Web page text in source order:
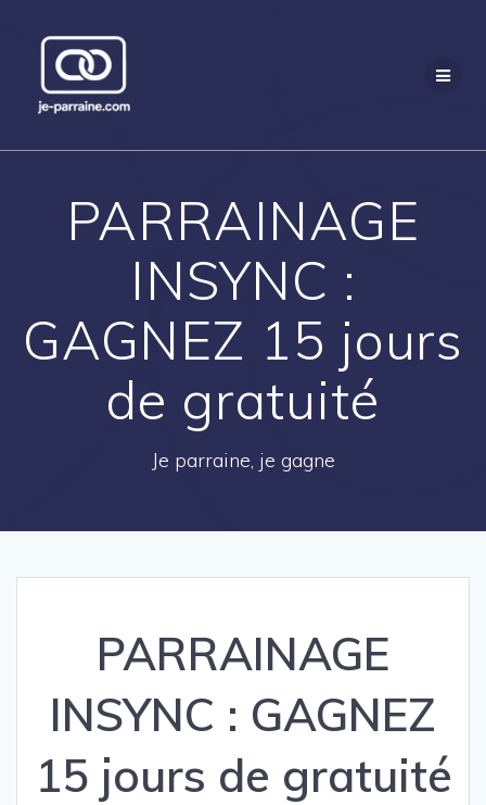
PARRAINAGE
INSYNC :
GAGNEZ 15 jours
de gratuité
Je parraine, je gagne
PARRAINAGE
INSYNC : GAGNEZ
15 jours de gratuité